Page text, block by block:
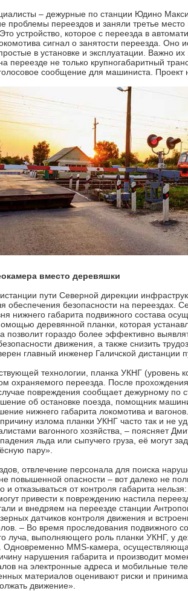
– дежурные по станции Юдино
проблемы переездов и заняли третье
устройство, которое с переезда в
сигнал о занятости переезда. Оно
в установке и эксплуатации. Важно
переезде не только крупногабаритный
сообщение для машиниста. Проект
вместо деревяшки
пути Северной дирекции
обеспечения безопасности на переездах.
нижнего габарита подвижного состава
деревянной планки, которая
позволит гораздо более эффективно
движения, а также снизить
главный инженер Галичской дистанции
технологии, планка УКНГ (уровень
охраняемого переезда. После
повреждения сообщает дежурному по
об остановке поезда, помощник
нижнего габарита локомотива и вагонов.
излома планки УКНГ часто так и не
вагонного хозяйства, – поясняет
льда или сыпучего груза, её могут
пару».
отвлечение персонала для поиска
повышенной опасности – вот далеко не
и отказываться от контроля габарита
привести к повреждению настила
и внедряем на переезде станции
датчиков контроля движения и
– Во время проследования подвижного
луча, выполняющего роль планки УКНГ, у
Одновременно MMS-камера,
нарушения габарита и производит
на электронные адреса и мобильные
материалов оценивают риски и
движение».